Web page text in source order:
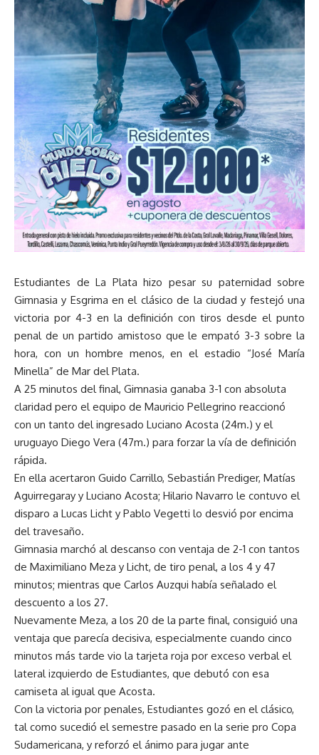
Estudiantes de La Plata hizo pesar su paternidad sobre
Gimnasia y Esgrima en el clásico de la ciudad y festejó una
victoria por 4-3 en la definición con tiros desde el punto
penal de un partido amistoso que le empató 3-3 sobre la
hora, con un hombre menos, en el estadio “José María
Minella” de Mar del Plata.
A 25 minutos del final, Gimnasia ganaba 3-1 con absoluta
claridad pero el equipo de Mauricio Pellegrino reaccionó
con un tanto del ingresado Luciano Acosta (24m.) y el
uruguayo Diego Vera (47m.) para forzar la vía de definición
rápida.
En ella acertaron Guido Carrillo, Sebastián Prediger, Matías
Aguirregaray y Luciano Acosta; Hilario Navarro le contuvo el
disparo a Lucas Licht y Pablo Vegetti lo desvió por encima
del travesaño.
Gimnasia marchó al descanso con ventaja de 2-1 con tantos
de Maximiliano Meza y Licht, de tiro penal, a los 4 y 47
minutos; mientras que Carlos Auzqui había señalado el
descuento a los 27.
Nuevamente Meza, a los 20 de la parte final, consiguió una
ventaja que parecía decisiva, especialmente cuando cinco
minutos más tarde vio la tarjeta roja por exceso verbal el
lateral izquierdo de Estudiantes, que debutó con esa
camiseta al igual que Acosta.
Con la victoria por penales, Estudiantes gozó en el clásico,
tal como sucedió el semestre pasado en la serie pro Copa
Sudamericana, y reforzó el ánimo para jugar ante